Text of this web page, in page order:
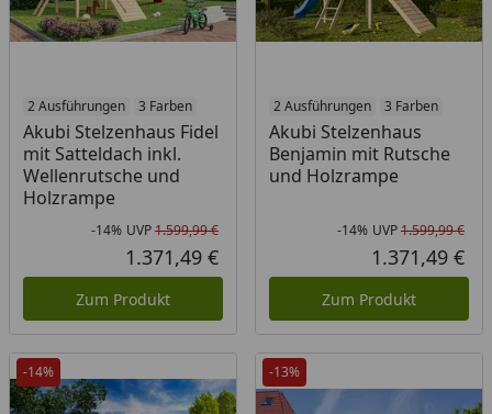
2 Ausführungen 3 Farben
Akubi Stelzenhaus Fidel
mit Satteldach inkl.
Wellenrutsche und
Holzrampe
Rabatt in Prozent
-14%
Ursprünglicher Preis
UVP1.599,99 €
Aktueller Preis
1.371,49 €
Zum Produkt
2 Ausführungen 3 Farben
Akubi Stelzenhaus
Benjamin mit Rutsche
und Holzrampe
-14% UVP1.599,99 €
1.371,49 €
Zum Produkt
-14% -13%